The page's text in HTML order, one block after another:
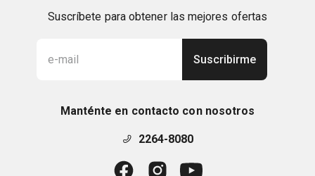
Suscríbete para obtener las mejores ofertas
Suscribirme
Manténte en contacto con nosotros
2264-8080